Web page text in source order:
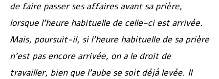
de faire passer ses affaires avant sa prière,
lorsque l’heure habituelle de celle-ci est arrivée.
Mais, poursuit-il, si l’heure habituelle de sa prière
n’est pas encore arrivée, on a le droit de
travailler, bien que l’aube se soit déjà levée. Il